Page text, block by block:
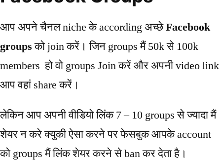
आप अपने चैनल niche के according अच्छेFacebook
groupsको join करें। जिन groups मैं 50k से 100k
members हो वो groups Join करें और अपनी video link
आप वहां share करें।
लेकिन आप अपनी वीडियो लिंक 7 – 10 groups से ज्यादा मैं
शेयर न करे क्युकी ऐसा करने पर फेसबुक आपके account
को groups मैं लिंक शेयर करने से ban कर देता है।